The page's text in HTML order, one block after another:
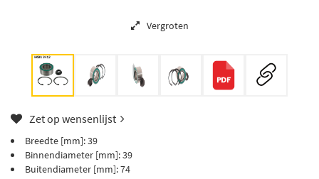
Vergroten
Zet op wensenlijst
Breedte [mm]: 39
Binnendiameter [mm]: 39
Buitendiameter [mm]: 74